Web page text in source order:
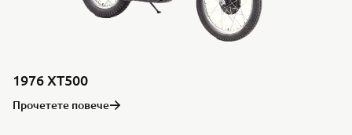
1976 XT500
Прочетете повече